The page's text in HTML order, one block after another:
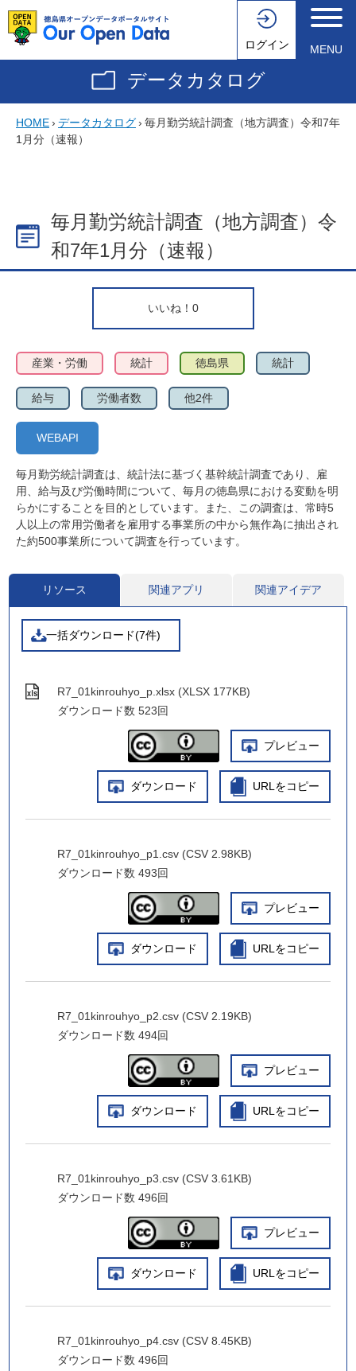
ログイン MENU
データカタログ
HOME› データカタログ› 毎月勤労統計調査（地方調査）令和7年
1月分（速報）
毎月勤労統計調査（地方調査）令
和7年1月分（速報）
いいね！ 0
産業・労働 統計 徳島県 統計
給与 労働者数 他2件
WEBAPI
毎月勤労統計調査は、統計法に基づく基幹統計調査であり、雇
用、給与及び労働時間について、毎月の徳島県における変動を明
らかにすることを目的としています。また、この調査は、常時5
人以上の常用労働者を雇用する事業所の中から無作為に抽出され
た約500事業所について調査を行っています。
リソース 関連アプリ 関連アイデア
一括ダウンロード(7件)
R7_01kinrouhyo_p.xlsx (XLSX 177KB)
ダウンロード数 523回
プレビュー
ダウンロード URLをコピー
R7_01kinrouhyo_p1.csv (CSV 2.98KB)
ダウンロード数 493回
プレビュー
ダウンロード URLをコピー
R7_01kinrouhyo_p2.csv (CSV 2.19KB)
ダウンロード数 494回
プレビュー
ダウンロード URLをコピー
R7_01kinrouhyo_p3.csv (CSV 3.61KB)
ダウンロード数 496回
プレビュー
ダウンロード URLをコピー
R7_01kinrouhyo_p4.csv (CSV 8.45KB)
ダウンロード数 496回